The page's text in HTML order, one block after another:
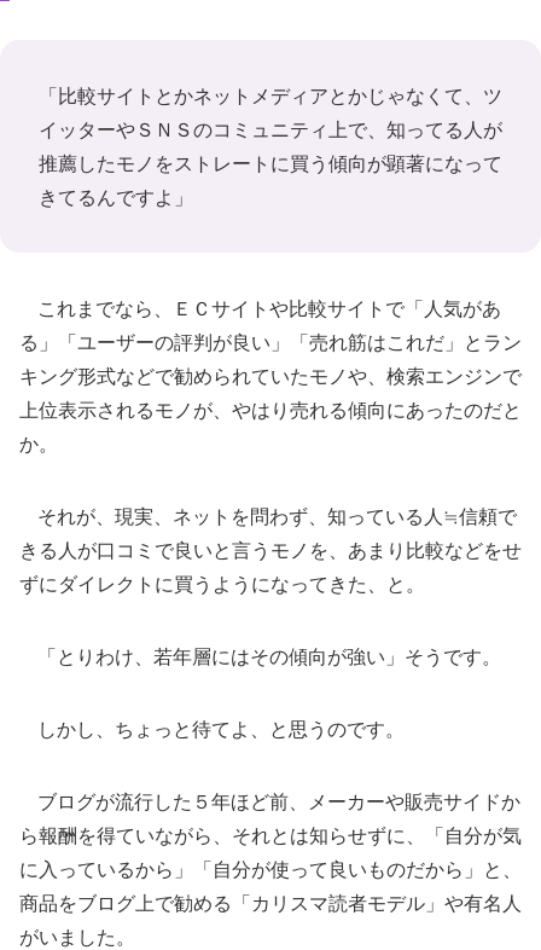
「比較サイトとかネットメディアとかじゃなくて、ツ
イッターやＳＮＳのコミュニティ上で、知ってる人が
推薦したモノをストレートに買う傾向が顕著になって
きてるんですよ」
これまでなら、ＥＣサイトや比較サイトで「人気があ
る」「ユーザーの評判が良い」「売れ筋はこれだ」とラン
キング形式などで勧められていたモノや、検索エンジンで
上位表示されるモノが、やはり売れる傾向にあったのだと
か。
それが、現実、ネットを問わず、知っている人≒信頼で
きる人が口コミで良いと言うモノを、あまり比較などをせ
ずにダイレクトに買うようになってきた、と。
「とりわけ、若年層にはその傾向が強い」そうです。
しかし、ちょっと待てよ、と思うのです。
ブログが流行した５年ほど前、メーカーや販売サイドか
ら報酬を得ていながら、それとは知らせずに、「自分が気
に入っているから」「自分が使って良いものだから」と、
商品をブログ上で勧める「カリスマ読者モデル」や有名人
がいました。